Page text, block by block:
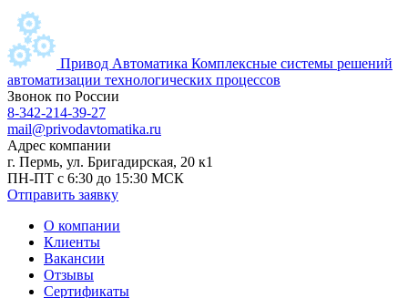
Привод Автоматика Комплексные системы решений
автоматизации технологических процессов
Звонок по России
8-342-214-39-27
mail@privodavtomatika.ru
Адрес компании
г. Пермь, ул. Бригадирская, 20 к1
ПН-ПТ с 6:30 до 15:30 МСК
Отправить заявку
О компании
Клиенты
Вакансии
Отзывы
Сертификаты